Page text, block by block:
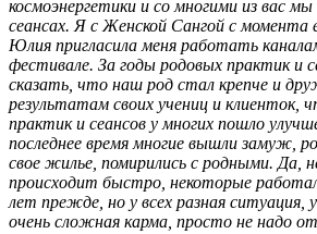
космоэнергетики и со многими из вас
сеансах. Я с Женской Сангой с момента
Юлия пригласила меня работать
фестивале. За годы родовых практик и
сказать, что наш род стал крепче и
результатам своих учениц и клиенток,
практик и сеансов у многих пошло
последнее время многие вышли замуж,
свое жилье, помирились с родными. Да,
происходит быстро, некоторые
лет прежде, но у всех разная ситуация,
очень сложная карма, просто не надо